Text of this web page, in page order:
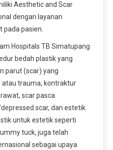
Aesthetic and Scar
dengan layanan
pasien.
Hospitals TB Simatupang
bedah plastik yang
parut (scar) yang
atau trauma, kontraktur
scar pasca
scar, dan estetik.
untuk estetik seperti
tuck, juga telah
sebagai upaya